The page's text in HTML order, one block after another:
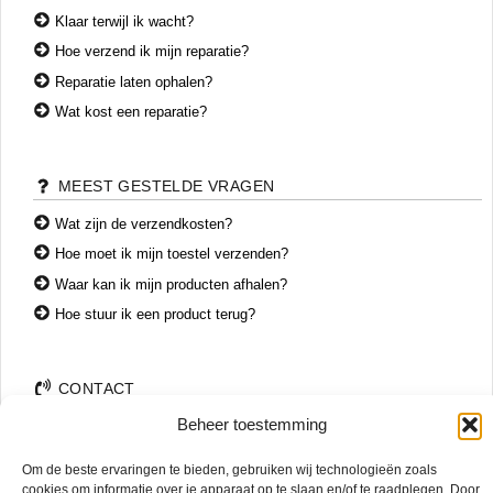
Beheer toestemming
Om de beste ervaringen te bieden, gebruiken wij technologieën zoals
cookies om informatie over je apparaat op te slaan en/of te raadplegen. Door
Klaar terwijl ik wacht?
Hoe verzend ik mijn reparatie?
Reparatie laten ophalen?
Wat kost een reparatie?
MEEST GESTELDE VRAGEN
Wat zijn de verzendkosten?
Hoe moet ik mijn toestel verzenden?
Waar kan ik mijn producten afhalen?
Hoe stuur ik een product terug?
CONTACT
Wemenstraat 26